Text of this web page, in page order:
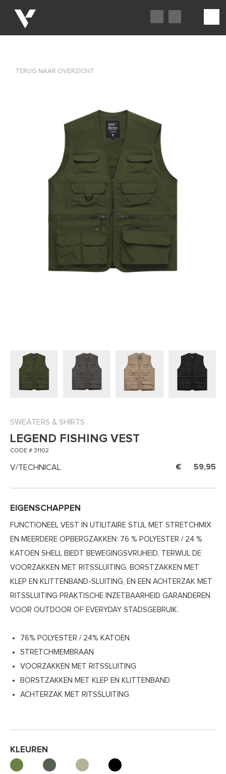
TERUG NAAR OVERZICHT
SWEATERS & SHIRTS
LEGEND FISHING VEST
CODE # 31102
V/TECHNICAL 59,95
EIGENSCHAPPEN
FUNCTIONEEL VEST IN UTILITAIRE STIJL MET STRETCHMIX
EN MEERDERE OPBERGZAKKEN: 76 % POLYESTER / 24 %
KATOEN SHELL BIEDT BEWEGINGSVRIJHEID, TERWIJL DE
VOORZAKKEN MET RITSSLUITING, BORSTZAKKEN MET
KLEP EN KLITTENBAND-SLUITING, EN EEN ACHTERZAK MET
RITSSLUITING PRAKTISCHE INZETBAARHEID GARANDEREN
VOOR OUTDOOR OF EVERYDAY STADSGEBRUIK.
76% POLYESTER / 24% KATOEN
STRETCHMEMBRAAN
VOORZAKKEN MET RITSSLUITING
BORSTZAKKEN MET KLEP EN KLITTENBAND
ACHTERZAK MET RITSSLUITING
KLEUREN